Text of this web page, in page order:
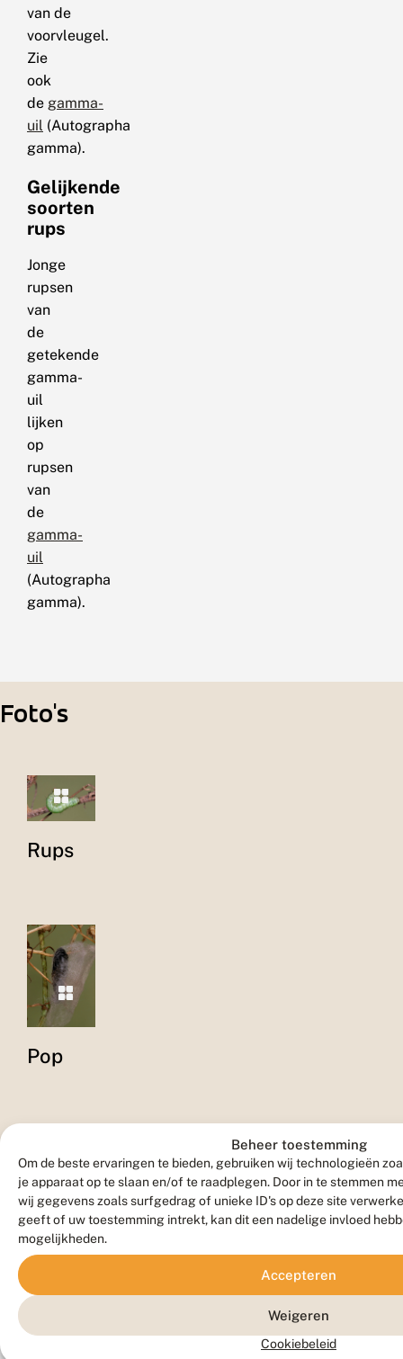
Beheer toestemming
Om de beste ervaringen te bieden, gebruiken wij technologieën
je apparaat op te slaan en/of te raadplegen. Door in te stemmen
wij gegevens zoals surfgedrag of unieke ID's op deze site
geeft of uw toestemming intrekt, kan dit een nadelige invloed
mogelijkheden.
Accepteren
Weigeren
Cookiebeleid
van de
voorvleugel.
Zie
ook
de gamma-
uil (Autographa
gamma).
Gelijkende
soorten
rups
Jonge
rupsen
van
de
getekende
gamma-
uil
lijken
op
rupsen
van
de
gamma-
uil
(Autographa
gamma).
Foto's
Rups
Pop
Vlinder